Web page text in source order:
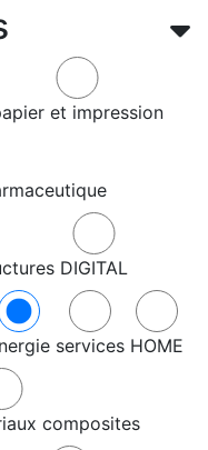
et impression
DIGITAL
services HOME
composites